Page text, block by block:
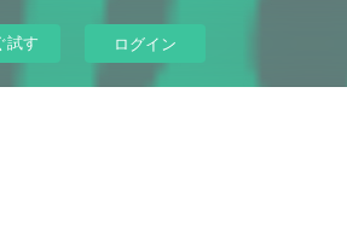
試す ログイン